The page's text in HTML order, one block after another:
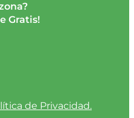
Gratis!
de Privacidad.